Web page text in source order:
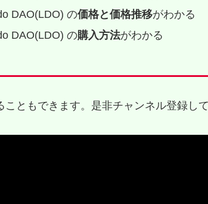
DAO(LDO) の価格と価格推移がわかる
DAO(LDO) の購入方法がわかる
こともできます。是非チャンネル登録し